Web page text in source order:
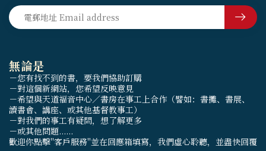
無論是
－您有找不到的書，要我們協助訂購
－對這個新網站，您希望反映意見
－希望與天道福音中心／書房在事工上合作（譬如：書攤、書展、
讀書會、講座、或其他基督教事工）
－對我們的事工有疑問，想了解更多
－或其他問題......
歡迎你點擊"客戶服務"並在回應箱填寫，我們虛心聆聽，並盡快回覆